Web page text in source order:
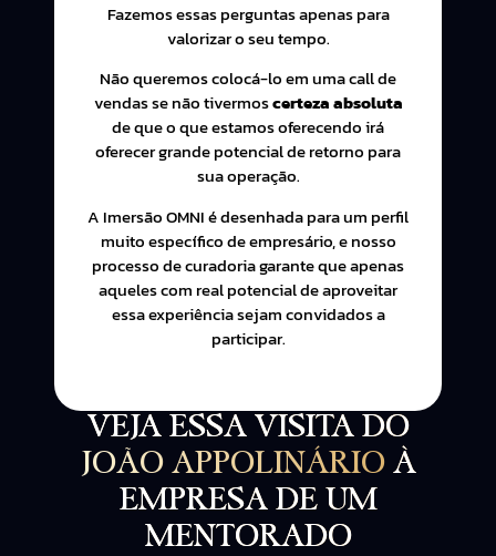
Fazemos essas perguntas apenas para
valorizar o seu tempo.
Não queremos colocá-lo em uma call de
vendas se não tivermoscerteza absoluta
de que o que estamos oferecendo irá
oferecer grande potencial de retorno para
sua operação.
A Imersão OMNI é desenhada para um perfil
muito específico de empresário, e nosso
processo de curadoria garante que apenas
aqueles com real potencial de aproveitar
essa experiência sejam convidados a
participar.
VEJA ESSA VISITA DO
JOÃO APPOLINÁRIO À
EMPRESA DE UM
MENTORADO